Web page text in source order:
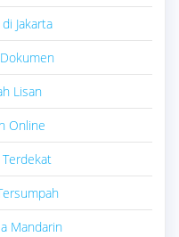
Jakarta
Lisan
Online
Terdekat
Mandarin